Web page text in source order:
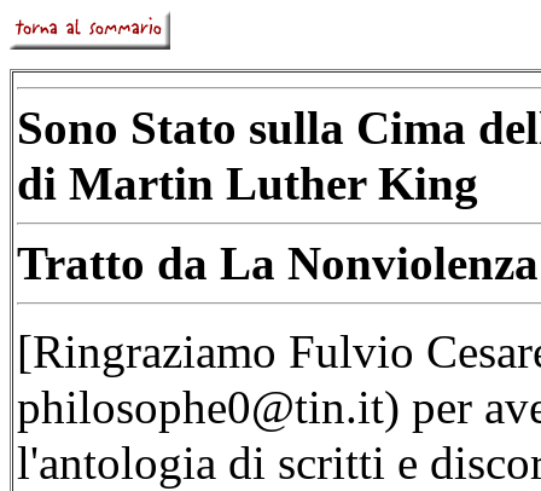
Sono Stato sulla Cima
di Martin Luther King
Tratto da La
[Ringraziamo Fulvio
philosophe0@tin.it) per
l'antologia di scritti e